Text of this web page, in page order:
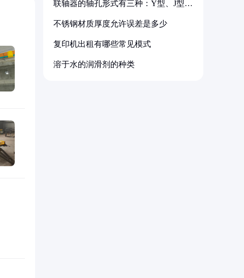
联轴器的轴孔形式有三种：Y型、J型、
不锈钢材质厚度允许误差是多少
复印机出租有哪些常见模式
溶于水的润滑剂的种类